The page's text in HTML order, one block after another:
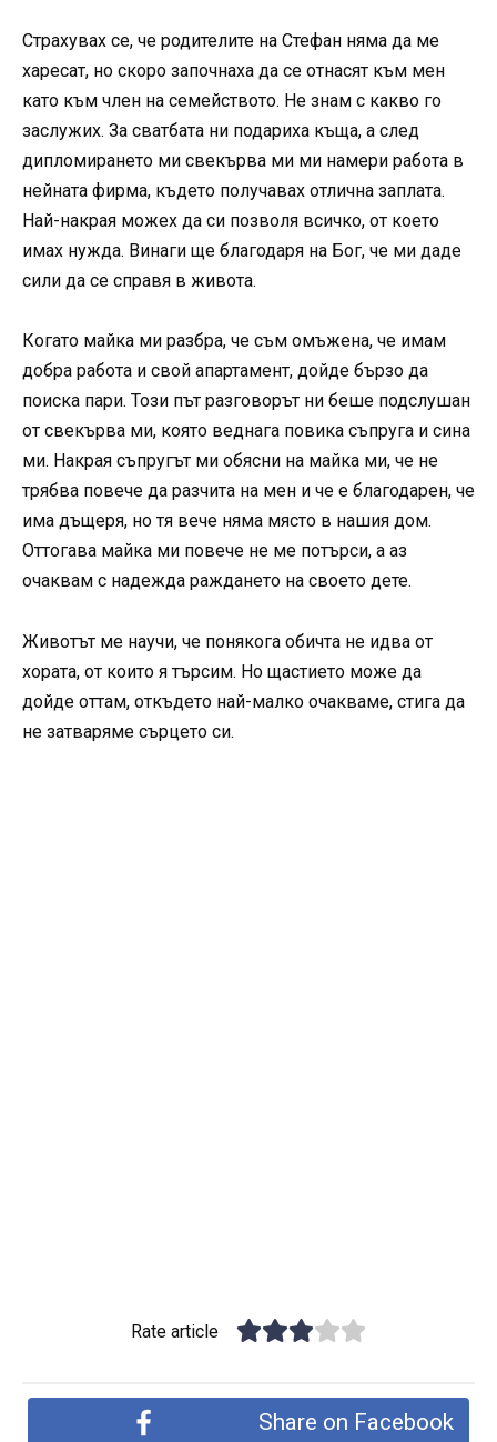
Страхувах се, че родителите на Стефан няма да ме
харесат, но скоро започнаха да се отнасят към мен
като към член на семейството. Не знам с какво го
заслужих. За сватбата ни подариха къща, а след
дипломирането ми свекърва ми ми намери работа в
нейната фирма, където получавах отлична заплата.
Най-накрая можех да си позволя всичко, от което
имах нужда. Винаги ще благодаря на Бог, че ми даде
сили да се справя в живота.
Когато майка ми разбра, че съм омъжена, че имам
добра работа и свой апартамент, дойде бързо да
поиска пари. Този път разговорът ни беше подслушан
от свекърва ми, която веднага повика съпруга и сина
ми. Накрая съпругът ми обясни на майка ми, че не
трябва повече да разчита на мен и че е благодарен, че
има дъщеря, но тя вече няма място в нашия дом.
Оттогава майка ми повече не ме потърси, а аз
очаквам с надежда раждането на своето дете.
Животът ме научи, че понякога обичта не идва от
хората, от които я търсим. Но щастието може да
дойде оттам, откъдето най-малко очакваме, стига да
не затваряме сърцето си.
Rate article
Share on Facebook